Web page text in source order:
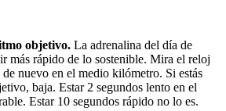
objetivo. La adrenalina del día de
más rápido de lo sostenible. Mira el reloj
nuevo en el medio kilómetro. Si estás
baja. Estar 2 segundos lento en el
Estar 10 segundos rápido no lo es.